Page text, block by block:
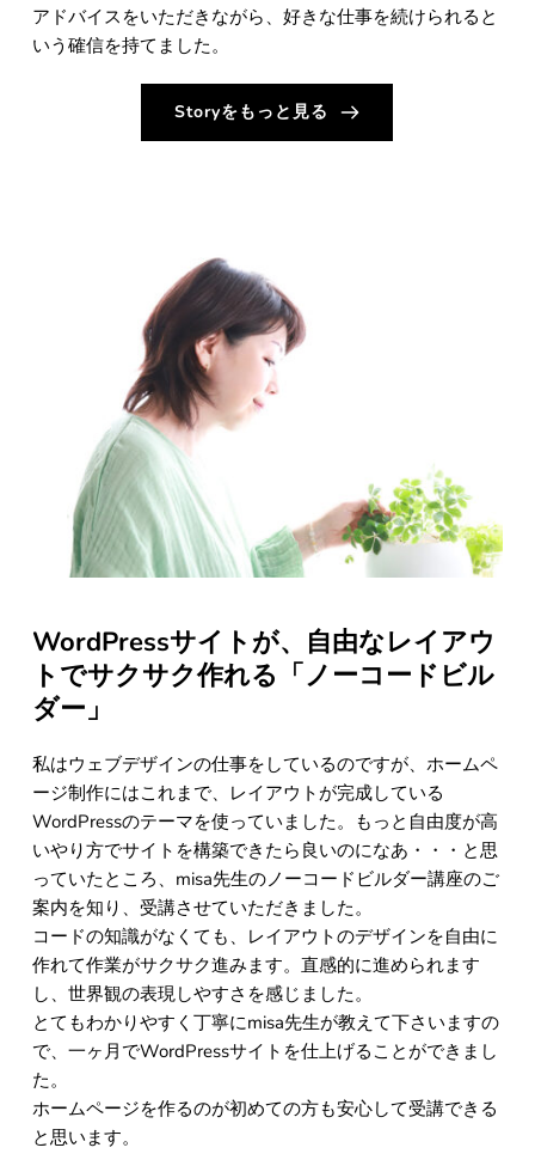
アドバイスをいただきながら、好きな仕事を続けられると
いう確信を持てました。
Storyをもっと見る
WordPressサイトが、自由なレイアウ
トでサクサク作れる「ノーコードビル
ダー」
私はウェブデザインの仕事をしているのですが、ホームペ
ージ制作にはこれまで、レイアウトが完成している
WordPressのテーマを使っていました。もっと自由度が高
いやり方でサイトを構築できたら良いのになあ・・・と思
っていたところ、misa先生のノーコードビルダー講座のご
案内を知り、受講させていただきました。
コードの知識がなくても、レイアウトのデザインを自由に
作れて作業がサクサク進みます。直感的に進められます
し、世界観の表現しやすさを感じました。
とてもわかりやすく丁寧にmisa先生が教えて下さいますの
で、一ヶ月でWordPressサイトを仕上げることができまし
た。
ホームページを作るのが初めての方も安心して受講できる
と思います。